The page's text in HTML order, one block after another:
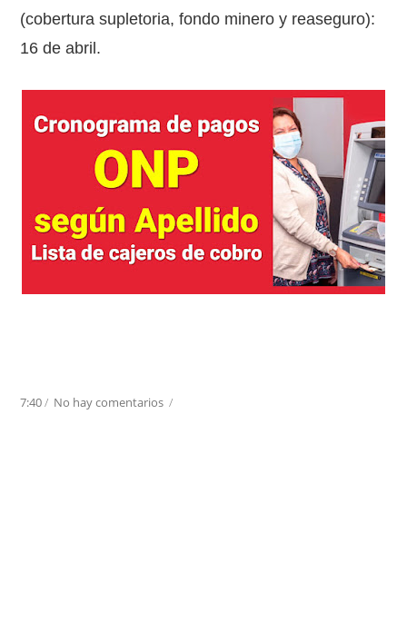
(cobertura supletoria, fondo minero y reaseguro):
16 de abril.
7:40/ No hay comentarios /